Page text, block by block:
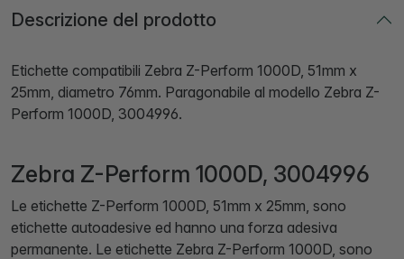
Descrizione del prodotto
Etichette compatibili Zebra Z-Perform 1000D, 51mm x
25mm, diametro 76mm. Paragonabile al modello Zebra Z-
Perform 1000D, 3004996.
Zebra Z-Perform 1000D, 3004996
Le etichette Z-Perform 1000D, 51mm x 25mm, sono
etichette autoadesive ed hanno una forza adesiva
permanente. Le etichette Zebra Z-Perform 1000D, sono